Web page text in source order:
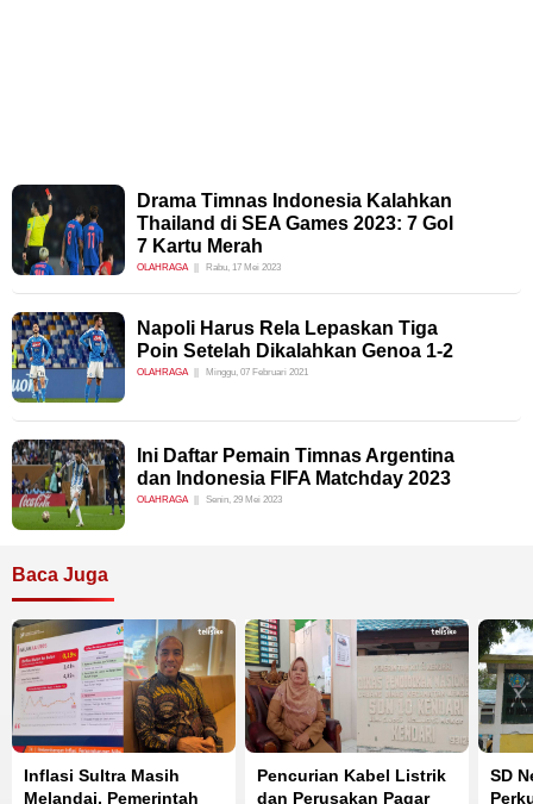
Drama Timnas Indonesia Kalahkan
Thailand di SEA Games 2023: 7 Gol
7 Kartu Merah
OLAHRAGA Rabu, 17 Mei 2023
Napoli Harus Rela Lepaskan Tiga
Poin Setelah Dikalahkan Genoa 1-2
OLAHRAGA Minggu, 07 Februari 2021
Ini Daftar Pemain Timnas Argentina
dan Indonesia FIFA Matchday 2023
OLAHRAGA Senin, 29 Mei 2023
Baca Juga
Inflasi Sultra Masih
Melandai, Pemerintah
Pencurian Kabel Listrik
dan Perusakan Pagar
SD